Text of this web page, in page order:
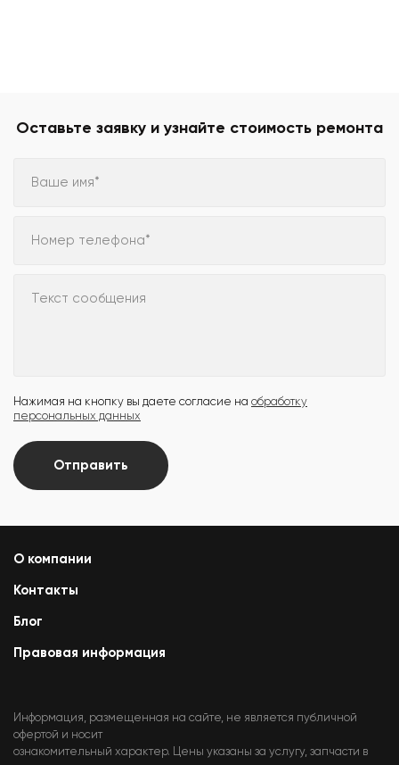
Оставьте заявку и узнайте стоимость ремонта
Ваше имя*
Номер телефона*
Текст сообщения
Нажимая на кнопку вы даете согласие на обработку
персональных данных
Отправить
О компании
Контакты
Блог
Правовая информация
Информация, размещенная на сайте, не является публичной
офертой и носит
ознакомительный характер. Цены указаны за услугу, запчасти в